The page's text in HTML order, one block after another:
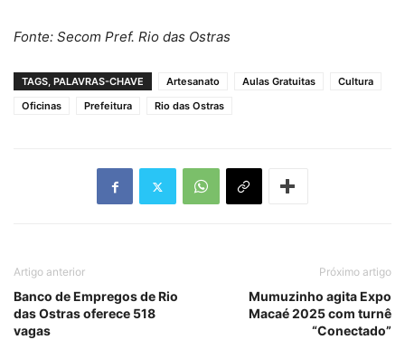
Fonte: Secom Pref. Rio das Ostras
TAGS, PALAVRAS-CHAVE Artesanato Aulas Gratuitas
Cultura
Oficinas
Prefeitura Rio das Ostras
Artigo anterior
Banco de Empregos de Rio
das Ostras oferece 518
vagas
Próximo artigo
Mumuzinho agita Expo
Macaé 2025 com turnê
“Conectado”